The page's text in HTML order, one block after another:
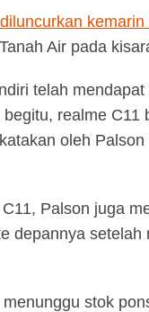
Air pada
telah
realme C11
oleh
Palson juga
depannya setelah
stok